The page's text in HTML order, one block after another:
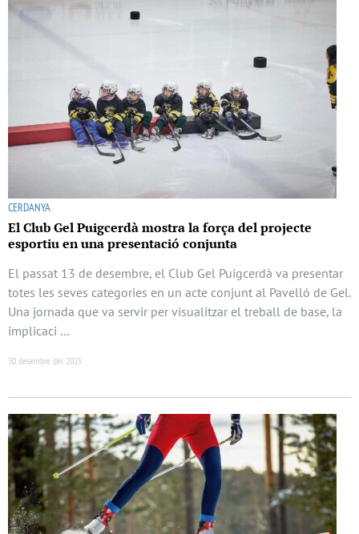
CERDANYA
El Club Gel Puigcerdà mostra la força del projecte
esportiu en una presentació conjunta
El passat 13 de desembre, el Club Gel Puigcerdà va presentar
totes les seves categories en un acte conjunt al Pavelló de Gel.
Una jornada que va servir per visualitzar el treball de base, la
implicaci …
30 desembre del 2025